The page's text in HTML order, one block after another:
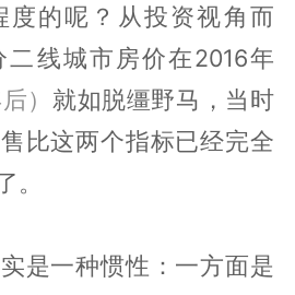
度的呢？从投资视角而
线城市房价在2016年
） 就如脱缰野马，当时
比这两个指标已经完全
。
是一种惯性：一方面是